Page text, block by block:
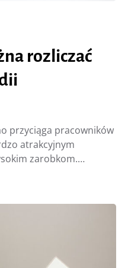
rozliczać
przyciąga pracowników
atrakcyjnym
zarobkom.…